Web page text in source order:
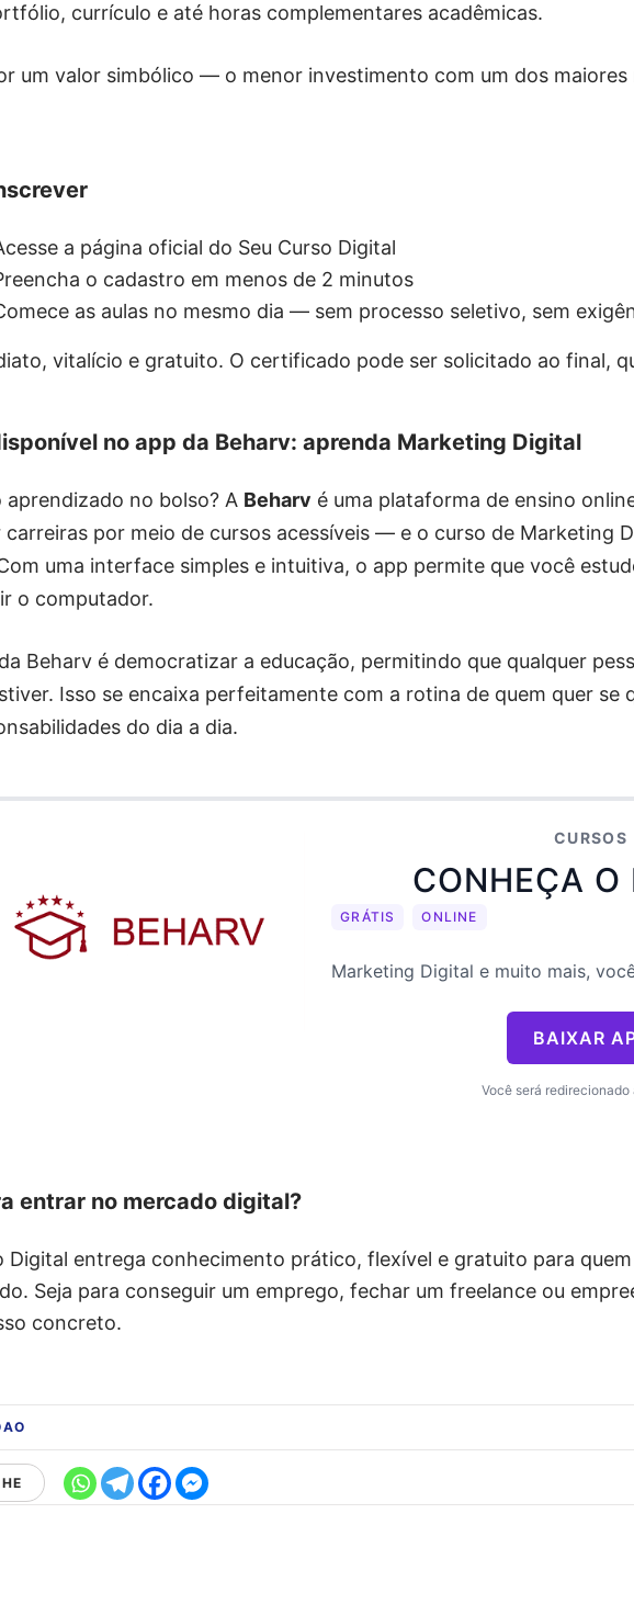
currículo e até horas complementares acadêmicas.
um valor simbólico — o menor investimento com um dos
a página oficial do Seu Curso Digital
o cadastro em menos de 2 minutos
as aulas no mesmo dia — sem processo seletivo, sem
vitalício e gratuito. O certificado pode ser solicitado ao final,
no app da Beharv: aprenda Marketing Digital
aprendizado no bolso? A Beharv é uma plataforma de ensino
por meio de cursos acessíveis — e o curso de Marketing
uma interface simples e intuitiva, o app permite que você
o computador.
Beharv é democratizar a educação, permitindo que qualquer
Isso se encaixa perfeitamente com a rotina de quem quer se
do dia a dia.
CURSOS
CONHEÇA O
GRÁTIS ONLINE
Marketing Digital e muito mais,
BAIXAR
Você será redirecionado
entrar no mercado digital?
Digital entrega conhecimento prático, flexível e gratuito para
Seja para conseguir um emprego, fechar um freelance ou
concreto.